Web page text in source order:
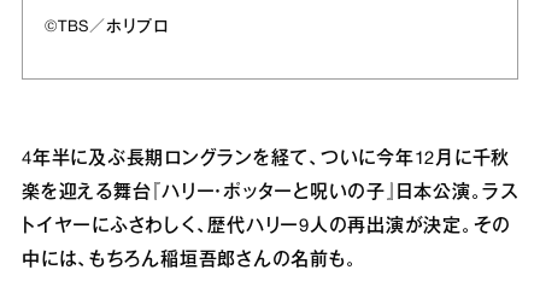
©TBS／ホリプロ
4年半に及ぶ長期ロングランを経て、ついに今年12月に千秋
楽を迎える舞台『ハリー・ポッターと呪いの子』日本公演。ラス
トイヤーにふさわしく、歴代ハリー9人の再出演が決定。その
中には、もちろん稲垣吾郎さんの名前も。